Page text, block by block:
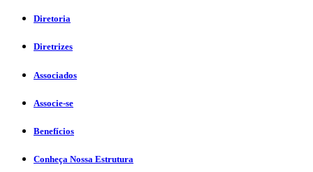
Diretoria
Diretrizes
Associados
Associe-se
Benefícios
Conheça Nossa Estrutura